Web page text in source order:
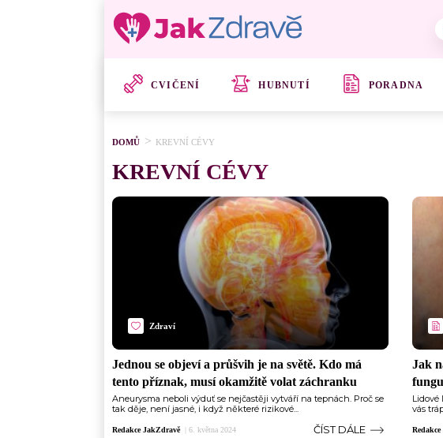
CVIČENÍ HUBNUTÍ PORADNA
DOMŮ KREVNÍ CÉVY
KREVNÍ CÉVY
Zdraví
Jednou se objeví a průšvih je na světě. Kdo má
tento příznak, musí okamžitě volat záchranku
Aneurysma neboli výduť se nejčastěji vytváří na tepnách. Proč se
tak děje, není jasné, i když některé rizikové...
Redakce JakZdravě 6. května 2024 ČÍST DÁLE
Jak
Lidové
vás